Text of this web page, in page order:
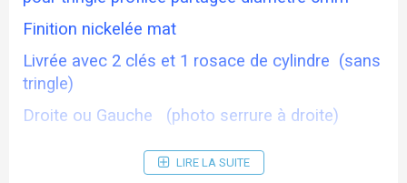
Finition nickelée mat
Livrée avec 2 clés et 1 rosace de cylindre (sans
tringle)
Droite ou Gauche (photo serrure à droite)
LIRE LA SUITE